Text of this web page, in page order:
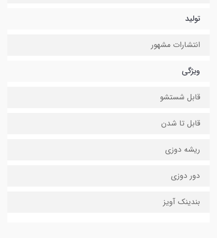
تولید
انتشارات مشهور
ویژگی
قابل شستشو
قابل تا شدن
ریشه دوزی
دور دوزی
بندینک آویز